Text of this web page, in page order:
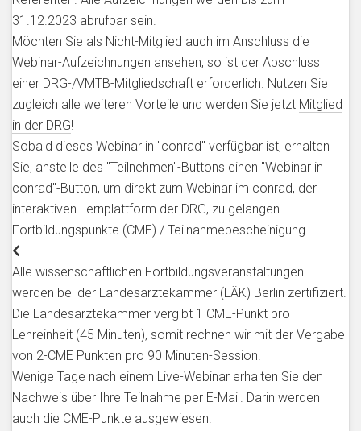
31.12.2023 abrufbar sein.
Möchten Sie als Nicht-Mitglied auch im Anschluss die
Webinar-Aufzeichnungen ansehen, so ist der Abschluss
einer DRG-/VMTB-Mitgliedschaft erforderlich. Nutzen Sie
zugleich alle weiteren Vorteile und werden Sie jetzt Mitglied
in der DRG!
Sobald dieses Webinar in "conrad" verfügbar ist, erhalten
Sie, anstelle des "Teilnehmen"-Buttons einen "Webinar in
conrad"-Button, um direkt zum Webinar im conrad, der
interaktiven Lernplattform der DRG, zu gelangen.
Fortbildungspunkte (CME) / Teilnahmebescheinigung
Alle wissenschaftlichen Fortbildungsveranstaltungen
werden bei der Landesärztekammer (LÄK) Berlin zertifiziert.
Die Landesärztekammer vergibt 1 CME-Punkt pro
Lehreinheit (45 Minuten), somit rechnen wir mit der Vergabe
von 2-CME Punkten pro 90 Minuten-Session.
Wenige Tage nach einem Live-Webinar erhalten Sie den
Nachweis über Ihre Teilnahme per E-Mail. Darin werden
auch die CME-Punkte ausgewiesen.